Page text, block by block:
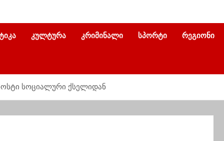
ᲙᲣᲚᲢᲣᲠᲐ ᲙᲠᲘᲛᲘᲜᲐᲚᲘ ᲡᲞᲝᲠᲢᲘ ᲠᲔᲒᲘᲝᲜᲘ
სოციალური ქსელიდან